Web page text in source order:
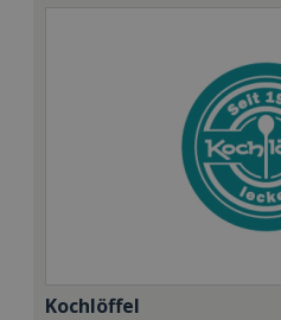
Kochlöffel